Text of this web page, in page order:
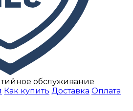
обслуживание
Как купить Доставка Оплата